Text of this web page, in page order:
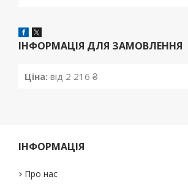
ІНФОРМАЦІЯ ДЛЯ ЗАМОВЛЕННЯ
Ціна: від 2 216 ₴
ІНФОРМАЦІЯ
Про нас